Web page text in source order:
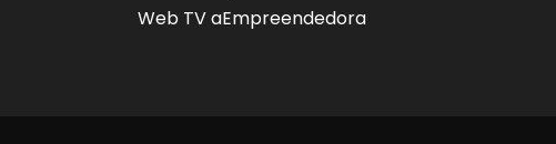
Web TV aEmpreendedora